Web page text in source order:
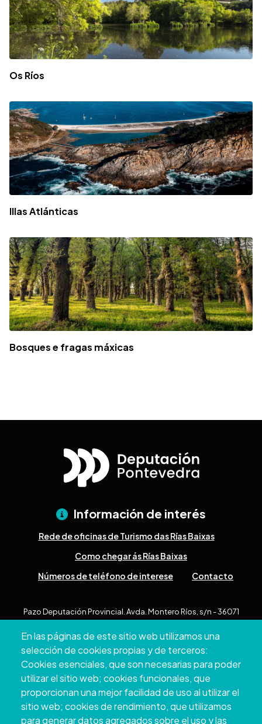
Os Ríos
Illas Atlánticas
Bosques e fragas máxicas
En las páginas de este sitio web utilizamos una
selección de cookies propias y de terceros:
Cookies esenciales, que son necesarias para poder
utilizar el sitio web; cookies funcionales, que
proporcionan una mejor facilidad de uso al utilizar el
sitio web; cookies de rendimiento, que utilizamos
para generar datos agregados sobre el uso y las
Información de interés
Rede de oficinas de Turismo das Rías Baixas
Como chegar ás Rías Baixas
Números de teléfono de interese
Contacto
Pazo Deputación Provincial. Avda. Montero Ríos, s/n - 36071
+34 986 804 100 | +34 986 804 124